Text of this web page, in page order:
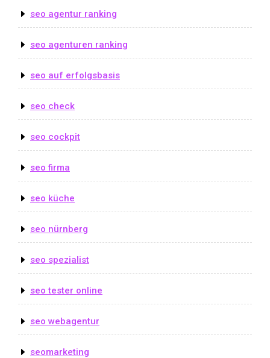
seo agentur ranking
seo agenturen ranking
seo auf erfolgsbasis
seo check
seo cockpit
seo firma
seo küche
seo nürnberg
seo spezialist
seo tester online
seo webagentur
seomarketing